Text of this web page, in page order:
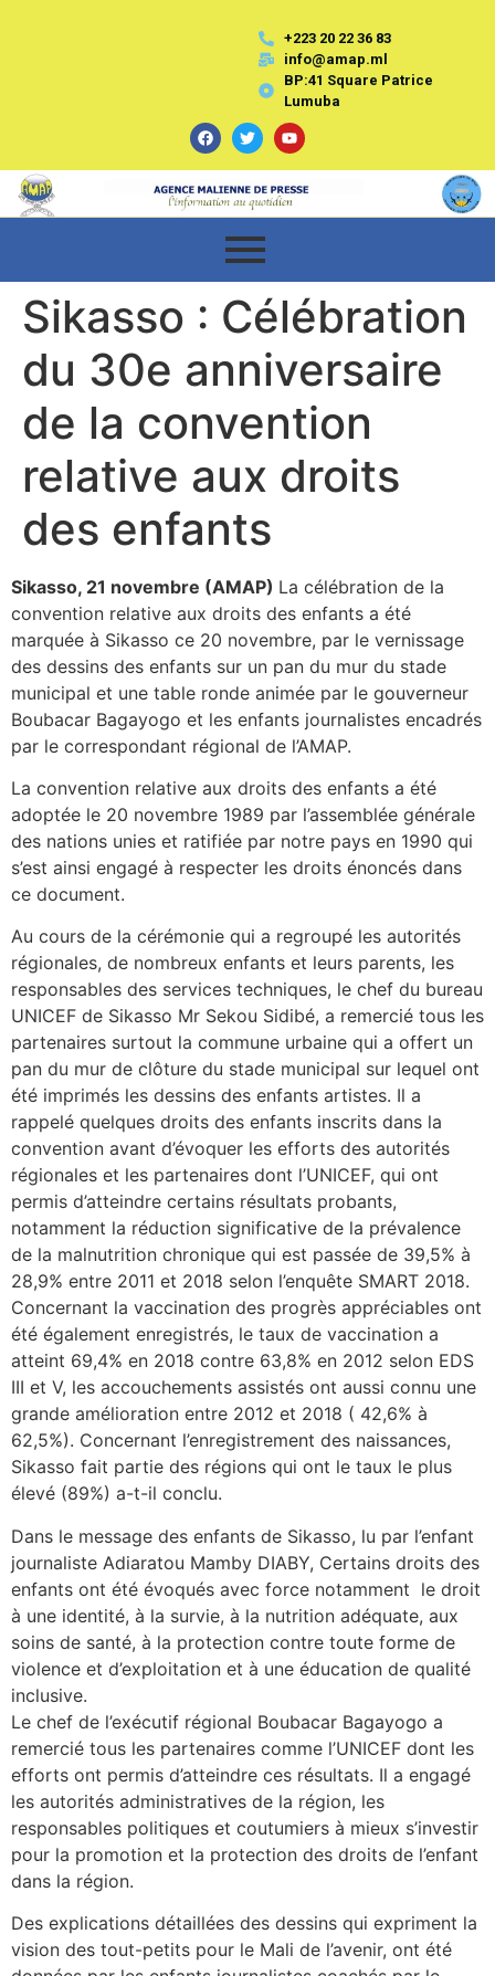
+223 20 22 36 83
info@amap.ml
BP:41 Square Patrice
Lumuba
Sikasso : Célébration
du 30e anniversaire
de la convention
relative aux droits
des enfants
Sikasso, 21 novembre (AMAP) La célébration de la
convention relative aux droits des enfants a été
marquée à Sikasso ce 20 novembre, par le vernissage
des dessins des enfants sur un pan du mur du stade
municipal et une table ronde animée par le gouverneur
Boubacar Bagayogo et les enfants journalistes encadrés
par le correspondant régional de l’AMAP.
La convention relative aux droits des enfants a été
adoptée le 20 novembre 1989 par l’assemblée générale
des nations unies et ratifiée par notre pays en 1990 qui
s’est ainsi engagé à respecter les droits énoncés dans
ce document.
Au cours de la cérémonie qui a regroupé les autorités
régionales, de nombreux enfants et leurs parents, les
responsables des services techniques, le chef du bureau
UNICEF de Sikasso Mr Sekou Sidibé, a remercié tous les
partenaires surtout la commune urbaine qui a offert un
pan du mur de clôture du stade municipal sur lequel ont
été imprimés les dessins des enfants artistes. Il a
rappelé quelques droits des enfants inscrits dans la
convention avant d’évoquer les efforts des autorités
régionales et les partenaires dont l’UNICEF, qui ont
permis d’atteindre certains résultats probants,
notamment la réduction significative de la prévalence
de la malnutrition chronique qui est passée de 39,5% à
28,9% entre 2011 et 2018 selon l’enquête SMART 2018.
Concernant la vaccination des progrès appréciables ont
été également enregistrés, le taux de vaccination a
atteint 69,4% en 2018 contre 63,8% en 2012 selon EDS
III et V, les accouchements assistés ont aussi connu une
grande amélioration entre 2012 et 2018 ( 42,6% à
62,5%). Concernant l’enregistrement des naissances,
Sikasso fait partie des régions qui ont le taux le plus
élevé (89%) a-t-il conclu.
Dans le message des enfants de Sikasso, lu par l’enfant
journaliste Adiaratou Mamby DIABY, Certains droits des
enfants ont été évoqués avec force notamment le droit
à une identité, à la survie, à la nutrition adéquate, aux
soins de santé, à la protection contre toute forme de
violence et d’exploitation et à une éducation de qualité
inclusive.
Le chef de l’exécutif régional Boubacar Bagayogo a
remercié tous les partenaires comme l’UNICEF dont les
efforts ont permis d’atteindre ces résultats. Il a engagé
les autorités administratives de la région, les
responsables politiques et coutumiers à mieux s’investir
pour la promotion et la protection des droits de l’enfant
dans la région.
Des explications détaillées des dessins qui expriment la
vision des tout-petits pour le Mali de l’avenir, ont été